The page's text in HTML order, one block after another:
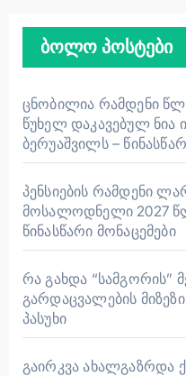
ბოლო პოსტები
ცნობილია რამდენი
წუხელ დაკავებულ ნია
ბერუაშვილს –
პენსიების რამდენი
მოსალოდნელი 2027
წინასწარი მონაცემები
რა გახდა “სამგორის”
გარდაცვალების
პასუხი
გაირკვა ახალგაზრდა